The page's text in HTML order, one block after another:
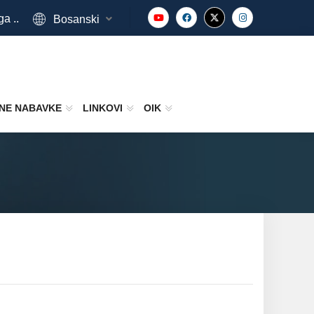
.. Bosanski
NABAVKE LINKOVI OIK